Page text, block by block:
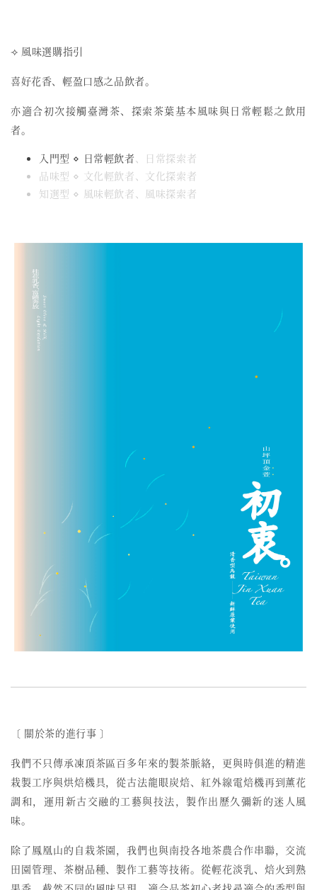
⟢ 風味選購指引
喜好花香、輕盈口感之品飲者。
亦適合初次接觸臺灣茶、探索茶葉基本風味與日常輕鬆之飲用
者。
入門型 ⋄ 日常輕飲者、日常探索者
品味型 ⋄ 文化輕飲者、文化探索者
知選型 ⋄ 風味輕飲者、風味探索者
〔 關於茶的進行事 〕
我們不只傳承凍頂茶區百多年來的製茶脈絡，更與時俱進的精進
栽製工序與烘焙機具，從古法龍眼炭焙、紅外線電焙機再到薰花
調和，運用新古交融的工藝與技法，製作出歷久彌新的迷人風
味。
除了鳳凰山的自栽茶園，我們也與南投各地茶農合作串聯，交流
田園管理、茶樹品種、製作工藝等技術。從輕花淡乳、焙火到熟